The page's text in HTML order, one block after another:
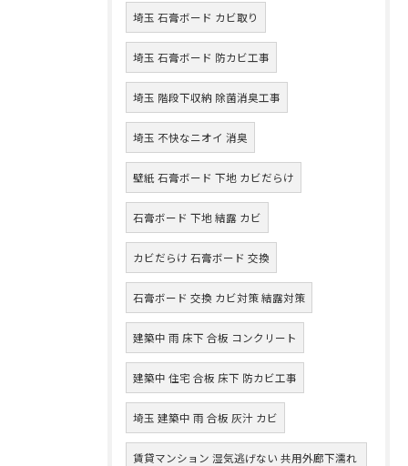
埼玉 石膏ボード カビ取り
埼玉 石膏ボード 防カビ工事
埼玉 階段下収納 除菌消臭工事
埼玉 不快なニオイ 消臭
壁紙 石膏ボード 下地 カビだらけ
石膏ボード 下地 結露 カビ
カビだらけ 石膏ボード 交換
石膏ボード 交換 カビ対策 結露対策
建築中 雨 床下 合板 コンクリート
建築中 住宅 合板 床下 防カビ工事
埼玉 建築中 雨 合板 灰汁 カビ
賃貸マンション 湿気逃げない 共用外廊下濡れ